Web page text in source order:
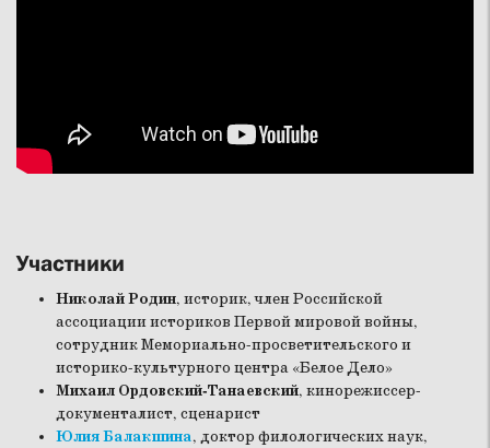
Участники
Николай Родин, историк, член Российской
ассоциации историков Первой мировой войны,
сотрудник Мемориально-просветительского и
историко-культурного центра «Белое Дело»
Михаил Ордовский-Танаевский, кинорежиссер-
документалист, сценарист
Юлия Балакшина, доктор филологических наук,